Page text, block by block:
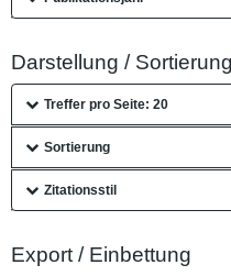
Darstellung / Sortierung
Treffer pro Seite: 20
Sortierung
Zitationsstil
Export / Einbettung